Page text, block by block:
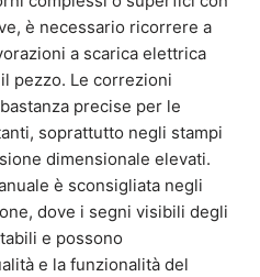
è necessario ricorrere a
a scarica elettrica
pezzo. Le correzioni
precise per le
soprattutto negli stampi
dimensionale elevati.
è sconsigliata negli
dove i segni visibili degli
e possono
e la funzionalità del